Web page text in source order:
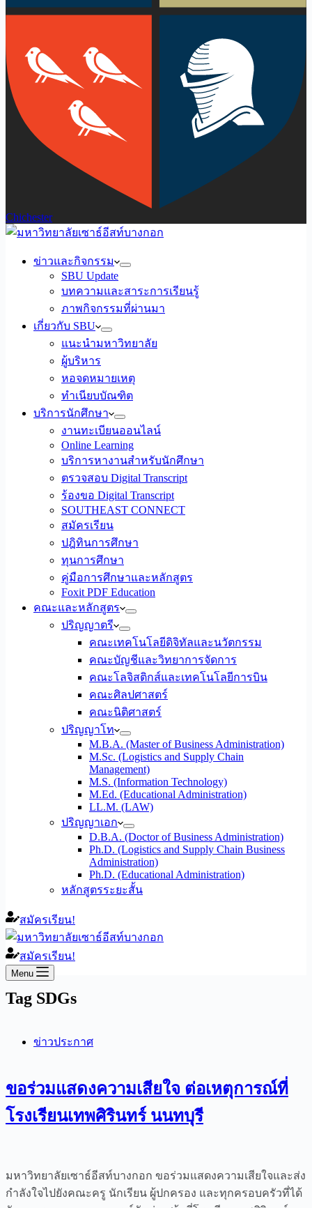
Chichester
ข่าวและกิจกรรม
SBU Update
บทความและสาระการเรียนรู้
ภาพกิจกรรมที่ผ่านมา
เกี่ยวกับ SBU
แนะนำมหาวิทยาลัย
ผู้บริหาร
หอจดหมายเหตุ
ทำเนียบบัณฑิต
บริการนักศึกษา
งานทะเบียนออนไลน์
Online Learning
บริการหางานสำหรับนักศึกษา
ตรวจสอบ Digital Transcript
ร้องขอ Digital Transcript
SOUTHEAST CONNECT
สมัครเรียน
ปฎิทินการศึกษา
ทุนการศึกษา
คู่มือการศึกษาและหลักสูตร
Foxit PDF Education
คณะและหลักสูตร
ปริญญาตรี
คณะเทคโนโลยีดิจิทัลและนวัตกรรม
คณะบัญชีและวิทยาการจัดการ
คณะโลจิสติกส์และเทคโนโลยีการบิน
คณะศิลปศาสตร์
คณะนิติศาสตร์
ปริญญาโท
M.B.A. (Master of Business Administration)
M.Sc. (Logistics and Supply Chain
Management)
M.S. (Information Technology)
M.Ed. (Educational Administration)
LL.M. (LAW)
ปริญญาเอก
D.B.A. (Doctor of Business Administration)
Ph.D. (Logistics and Supply Chain Business
Administration)
Ph.D. (Educational Administration)
หลักสูตรระยะสั้น
สมัครเรียน!
สมัครเรียน!
Menu
Tag SDGs
ข่าวประกาศ
ขอร่วมแสดงความเสียใจ ต่อเหตุการณ์ที่
โรงเรียนเทพศิรินทร์ นนทบุรี
มหาวิทยาลัยเซาธ์อีสท์บางกอก ขอร่วมแสดงความเสียใจและส่ง
กำลังใจไปยังคณะครู นักเรียน ผู้ปกครอง และทุกครอบครัวที่ได้